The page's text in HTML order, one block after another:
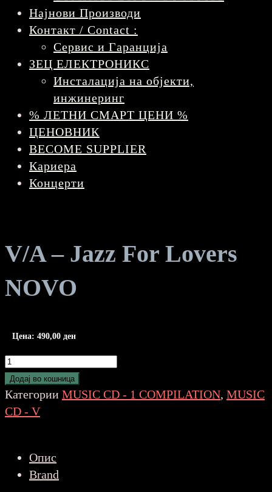
Најнови Производи
Контакт / Contact :
Сервис и Гаранција
ЗЕЦ ЕЛЕКТРОНИКС
Инсталација на објекти,
инжинеринг
% ЛЕТНИ СМАРТ ЦЕНИ %
ЦЕНОВНИК
BECOME SUPPLIER
Кариера
Концерти
V/A – Jazz For Lovers
NOVO
Цена: 490,00 ден
V/A
-
Jazz
For
количина
Додај во кошница
Категории MUSIC CD - 1 COMPILATION, MUSIC
CD - V
Опис
Brand